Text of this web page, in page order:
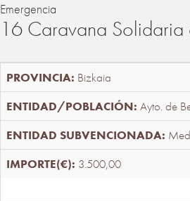
Emergencia
16 Caravana Solidaria
Bizkaia
Ayto. de
3.500,00